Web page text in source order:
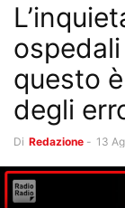
questo
degli
Di Redazione - 13